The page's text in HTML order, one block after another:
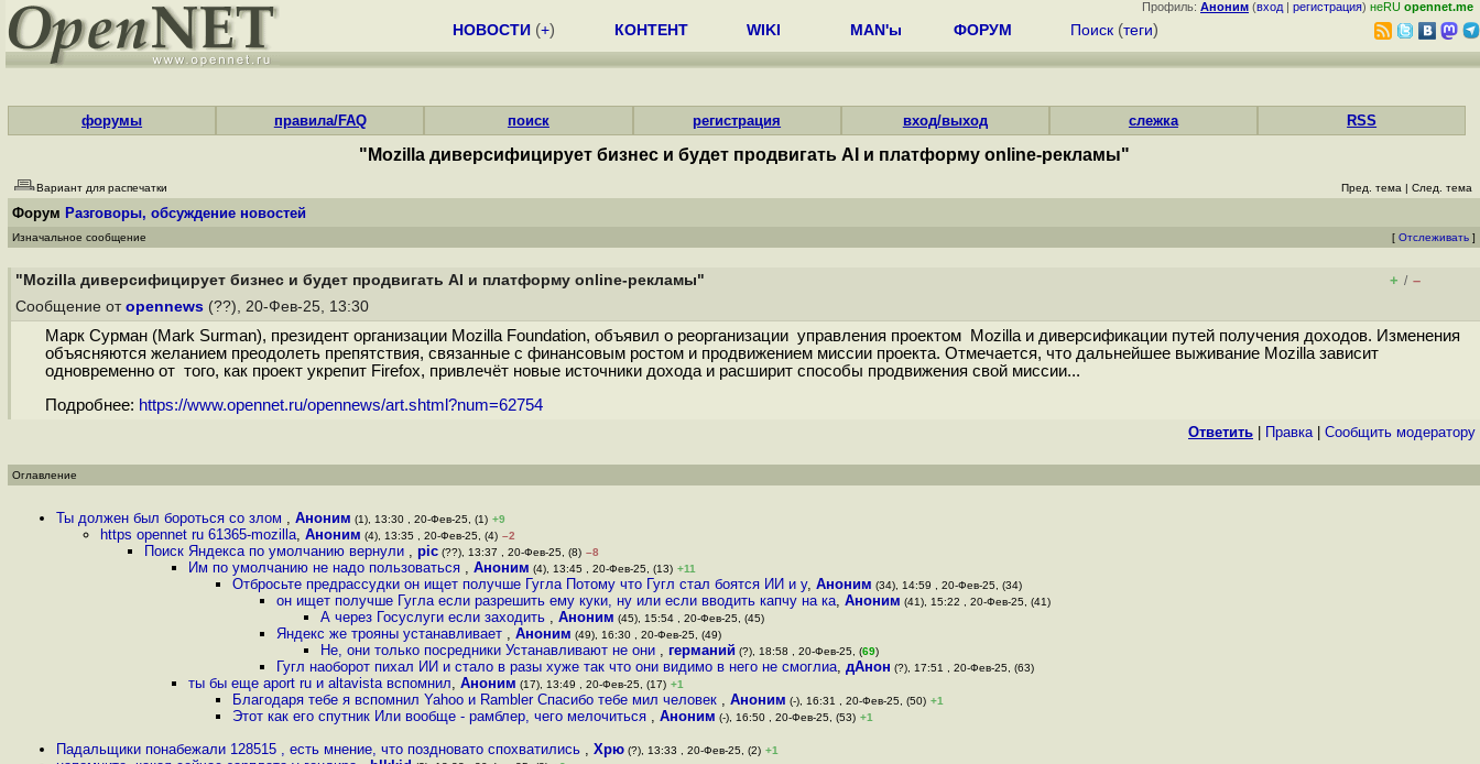
Профиль: Аноним (вход | регистрация) неRU opennet.me
НОВОСТИ (+) КОНТЕНТ WIKI MAN'ы ФОРУМ Поиск (теги)
форумы правила/FAQ поиск регистрация вход/выход слежка RSS
"Mozilla диверсифицирует бизнес и будет продвигать AI и платформу online-рекламы"
Вариант для распечатки Пред. тема | След. тема
Форум Разговоры, обсуждение новостей
Изначальное сообщение [ Отслеживать ]
"Mozilla диверсифицирует бизнес и будет продвигать AI и платформу online-рекламы" + / –
Сообщение от opennews (??), 20-Фев-25, 13:30
Марк Сурман (Mark Surman), президент организации Mozilla Foundation, объявил о реорганизации управления проектом Mozilla и диверсификации путей получения доходов. Изменения
объясняются желанием преодолеть препятствия, связанные с финансовым ростом и продвижением миссии проекта. Отмечается, что дальнейшее выживание Mozilla зависит
одновременно от того, как проект укрепит Firefox, привлечёт новые источники дохода и расширит способы продвижения свой миссии...
Подробнее: https://www.opennet.ru/opennews/art.shtml?num=62754
Ответить Правка| Cообщить модератору
Оглавление
Ты должен был бороться со злом , Аноним (1), 13:30 , 20-Фев-25, (1) +9
https opennet ru 61365-mozilla, Аноним (4), 13:35 , 20-Фев-25, (4) –2
Поиск Яндекса по умолчанию вернули , pic (??), 13:37 , 20-Фев-25, (8) –8
Им по умолчанию не надо пользоваться , Аноним (4), 13:45 , 20-Фев-25, (13) +11
Отбросьте предрассудки он ищет получше Гугла Потому что Гугл стал боятся ИИ и у, Аноним (34), 14:59 , 20-Фев-25, (34)
он ищет получше Гугла если разрешить ему куки, ну или если вводить капчу на ка, Аноним (41), 15:22 , 20-Фев-25, (41)
А через Госуслуги если заходить , Аноним (45), 15:54 , 20-Фев-25, (45)
Яндекс же трояны устанавливает , Аноним (49), 16:30 , 20-Фев-25, (49)
Не, они только посредники Устанавливают не они , германий (?), 18:58 , 20-Фев-25, (69)
Гугл наоборот пихал ИИ и стало в разы хуже так что они видимо в него не смоглиа, дАнон (?), 17:51 , 20-Фев-25, (63)
ты бы еще aport ru и altavista вспомнил, Аноним (17), 13:49 , 20-Фев-25, (17) +1
Благодаря тебе я вспомнил Yahoo и Rambler Спасибо тебе мил человек , Аноним (-), 16:31 , 20-Фев-25, (50) +1
Этот как его спутник Или вообще - рамблер, чего мелочиться , Аноним (-), 16:50 , 20-Фев-25, (53) +1
Падальщики понабежали 128515 , есть мнение, что поздновато спохватились , Хрю (?), 13:33 , 20-Фев-25, (2) +1